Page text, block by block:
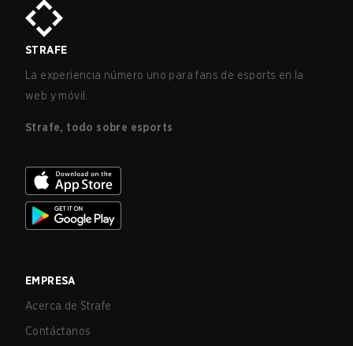
STRAFE
La experiencia número uno para fans de esports en la
web y móvil.
Strafe, todo sobre esports
EMPRESA
Acerca de Strafe
Contáctanos